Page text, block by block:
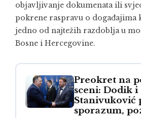
objavljivanje dokumenata ili
pokrene raspravu o događajima
jedno od najtežih razdoblja u
Bosne i Hercegovine.
Preokret na
sceni: Dodik i
Stanivuković
sporazum,